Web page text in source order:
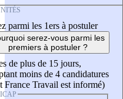
parmi les 1ers à postuler
serez-vous parmi les
premiers à postuler ?
de plus de 15 jours,
moins de 4 candidatures
France Travail est informé)